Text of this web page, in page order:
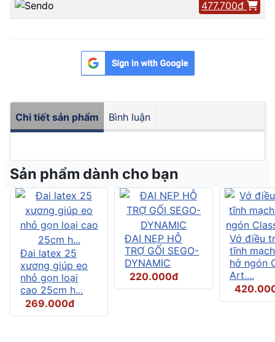
477.700đ
Chi tiết sản phẩm Bình luận
Sản phẩm dành cho bạn
Đai latex 25
xương giúp eo
nhỏ gọn loại
cao 25cm h...
269.000đ
ĐAI NẸP HỖ
TRỢ GỐI SEGO-
DYNAMIC
220.000đ
Vớ điều
tĩnh
hở ngón
Art....